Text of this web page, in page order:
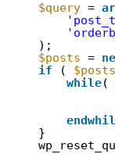
3
6
7
8
13
14
$query =
);
$posts =
if
( $posts
while(
}